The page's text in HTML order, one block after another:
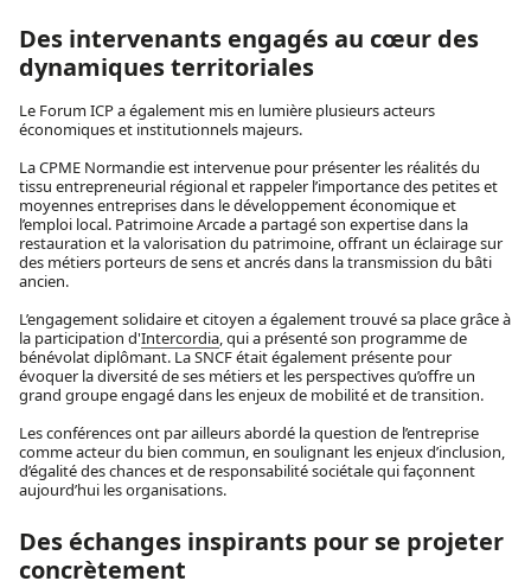
Des intervenants engagés au cœur des
dynamiques territoriales
Le Forum ICP a également mis en lumière plusieurs acteurs
économiques et institutionnels majeurs.
La CPME Normandie est intervenue pour présenter les réalités du
tissu entrepreneurial régional et rappeler l’importance des petites et
moyennes entreprises dans le développement économique et
l’emploi local. Patrimoine Arcade a partagé son expertise dans la
restauration et la valorisation du patrimoine, offrant un éclairage sur
des métiers porteurs de sens et ancrés dans la transmission du bâti
ancien.
L’engagement solidaire et citoyen a également trouvé sa place grâce à
la participation d'Intercordia, qui a présenté son programme de
bénévolat diplômant. La SNCF était également présente pour
évoquer la diversité de ses métiers et les perspectives qu’offre un
grand groupe engagé dans les enjeux de mobilité et de transition.
Les conférences ont par ailleurs abordé la question de l’entreprise
comme acteur du bien commun, en soulignant les enjeux d’inclusion,
d’égalité des chances et de responsabilité sociétale qui façonnent
aujourd’hui les organisations.
Des échanges inspirants pour se projeter
concrètement